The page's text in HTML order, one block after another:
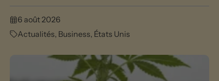
6 août 2026
Actualités, Business, États Unis